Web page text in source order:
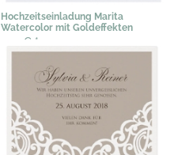
Hochzeitseinladung Marita
Watercolor mit Goldeffekten
2,19 € *